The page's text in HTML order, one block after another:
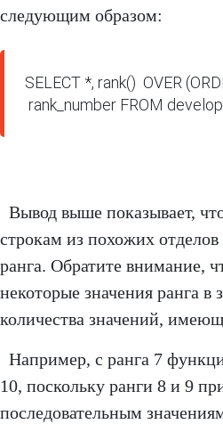
следующим образом:
SELECT *, rank()  OVER
rank_number FROM
Вывод выше показывает,
строкам из похожих отделов
ранга. Обратите внимание,
некоторые значения ранга в
количества значений,
Например, с ранга 7
10, поскольку ранги 8 и 9
последовательным